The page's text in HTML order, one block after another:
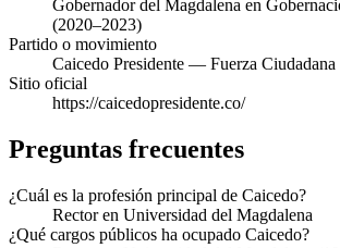
Gobernador del Magdalena en
(2020–2023)
Partido o movimiento
Caicedo Presidente — Fuerza Ciudadana
Sitio oficial
https://caicedopresidente.co/
Preguntas frecuentes
¿Cuál es la profesión principal de Caicedo?
Rector en Universidad del Magdalena
¿Qué cargos públicos ha ocupado Caicedo?